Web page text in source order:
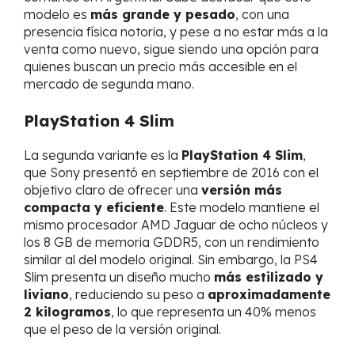
modelo es más grande y pesado, con una
presencia física notoria, y pese a no estar más a la
venta como nuevo, sigue siendo una opción para
quienes buscan un precio más accesible en el
mercado de segunda mano.
PlayStation 4 Slim
La segunda variante es la PlayStation 4 Slim,
que Sony presentó en septiembre de 2016 con el
objetivo claro de ofrecer una versión más
compacta y eficiente. Este modelo mantiene el
mismo procesador AMD Jaguar de ocho núcleos y
los 8 GB de memoria GDDR5, con un rendimiento
similar al del modelo original. Sin embargo, la PS4
Slim presenta un diseño mucho más estilizado y
liviano, reduciendo su peso a aproximadamente
2 kilogramos, lo que representa un 40% menos
que el peso de la versión original.